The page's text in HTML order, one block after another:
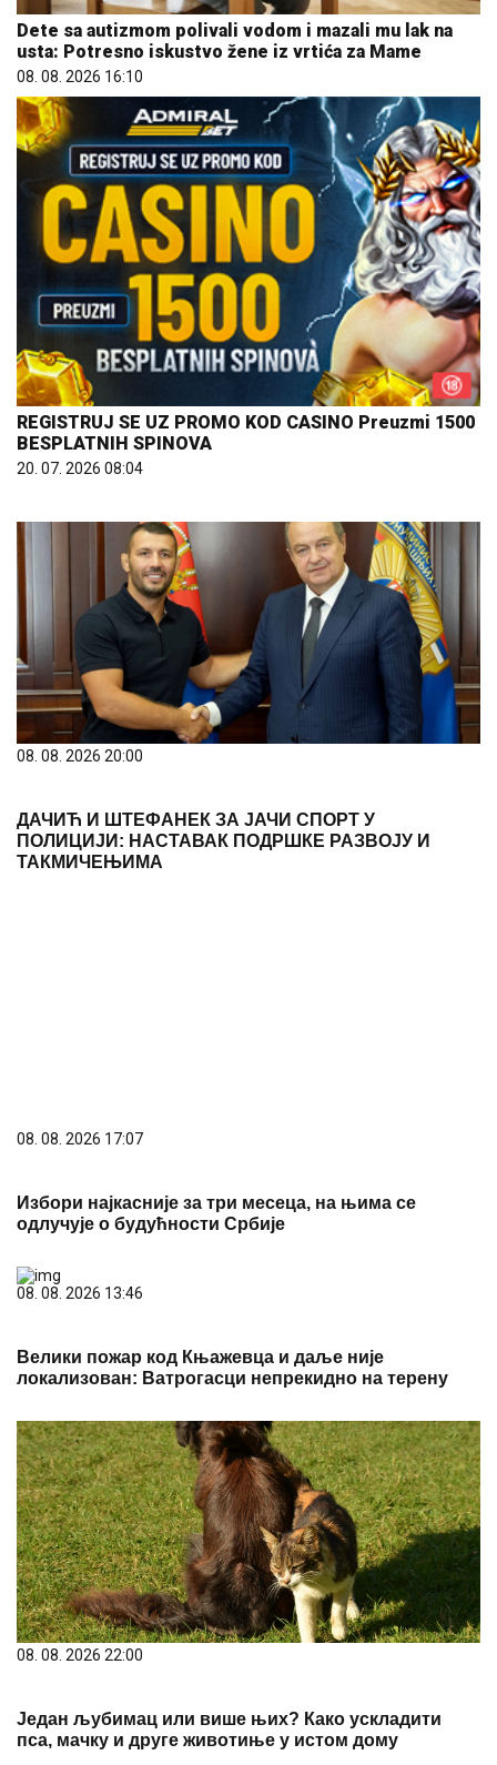
08. 08. 2026 16:10
REGISTRUJ SE UZ PROMO KOD CASINO Preuzmi 1500
BESPLATNIH SPINOVA
20. 07. 2026 08:04
08. 08. 2026 20:00
ДАЧИЋ И ШТЕФАНЕК ЗА ЈАЧИ СПОРТ У
Избори најкасније за три месеца, на њима се
08. 08. 2026 13:46
Велики пожар код Књажевца и даље није
08. 08. 2026 22:00
Један љубимац или више њих? Како ускладити